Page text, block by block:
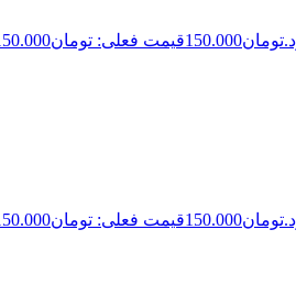
تومان150.000قیمت فعلی: تومان150.000.
تومان150.000قیمت فعلی: تومان150.000.